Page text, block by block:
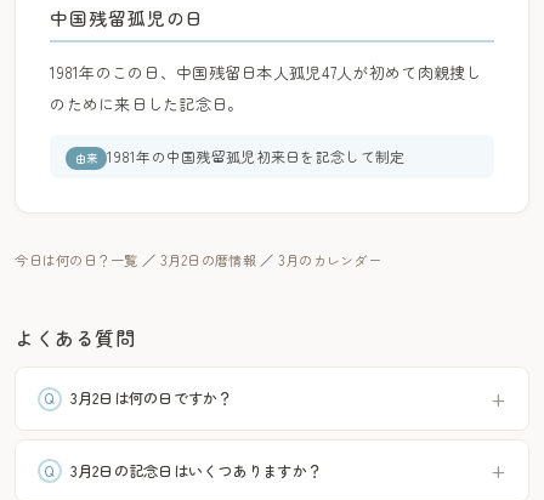
中国残留孤児の日
1981年のこの日、中国残留日本人孤児47人が初めて肉親捜し
のために来日した記念日。
由来 1981年の中国残留孤児初来日を記念して制定
今日は何の日？一覧 ／ 3月2日の暦情報 ／ 3月のカレンダー
よくある質問
3月2日は何の日ですか？
3月2日の記念日はいくつありますか？